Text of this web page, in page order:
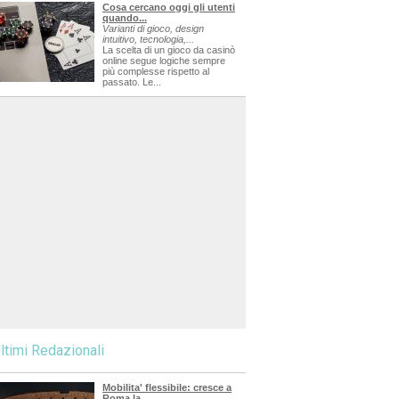
Cosa cercano oggi gli utenti
quando...
Varianti di gioco, design
intuitivo, tecnologia,...
La scelta di un gioco da casinò
online segue logiche sempre
più complesse rispetto al
passato. Le...
Redazionali
Mobilita' flessibile: cresce a